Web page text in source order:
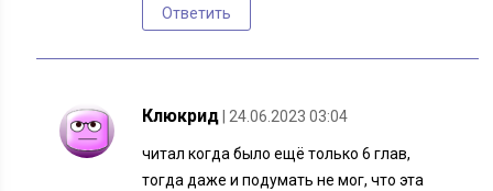
Ответить
Клюкрид | 24.06.2023 03:04
читал когда было ещё только 6 глав,
тогда даже и подумать не мог, что эта